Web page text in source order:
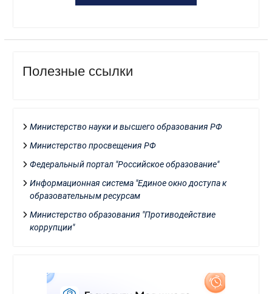
Полезные ссылки
Министерство науки и высшего образования РФ
Министерство просвещения РФ
Федеральный портал "Российское образование"
Информационная система "Единое окно доступа к
образовательным ресурсам
Министерство образования "Противодействие
коррупции"